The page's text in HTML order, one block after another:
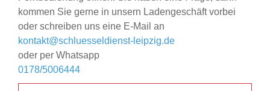
kommen Sie gerne in unsern Ladengeschäft vorbei
oder schreiben uns eine E-Mail an
kontakt@schluesseldienst-leipzig.de
oder per Whatsapp
0178/5006444